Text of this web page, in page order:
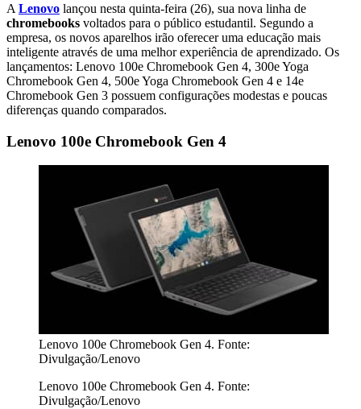
A Lenovo lançou nesta quinta-feira (26), sua nova linha de
chromebooks voltados para o público estudantil. Segundo a
empresa, os novos aparelhos irão oferecer uma educação mais
inteligente através de uma melhor experiência de aprendizado. Os
lançamentos: Lenovo 100e Chromebook Gen 4, 300e Yoga
Chromebook Gen 4, 500e Yoga Chromebook Gen 4 e 14e
Chromebook Gen 3 possuem configurações modestas e poucas
diferenças quando comparados.
Lenovo 100e Chromebook Gen 4
Lenovo 100e Chromebook Gen 4. Fonte:
Divulgação/Lenovo
Lenovo 100e Chromebook Gen 4. Fonte:
Divulgação/Lenovo